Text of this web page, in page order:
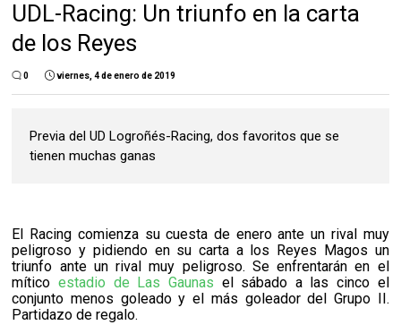
UDL-Racing: Un triunfo en la carta
de los Reyes
0 viernes, 4 de enero de 2019
Previa del UD Logroñés-Racing, dos favoritos que se
tienen muchas ganas
El Racing comienza su cuesta de enero ante un rival muy
peligroso y pidiendo en su carta a los Reyes Magos un
triunfo ante un rival muy peligroso. Se enfrentarán en el
míticoestadio de Las Gaunas el sábado a las cinco el
conjunto menos goleado y el más goleador del Grupo II.
Partidazo de regalo.